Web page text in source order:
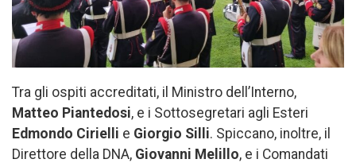
Tra gli ospiti accreditati, il Ministro dell’Interno,
Matteo Piantedosi, e i Sottosegretari agli Esteri
Edmondo Cirielli e Giorgio Silli. Spiccano, inoltre, il
Direttore della DNA, Giovanni Melillo, e i Comandati